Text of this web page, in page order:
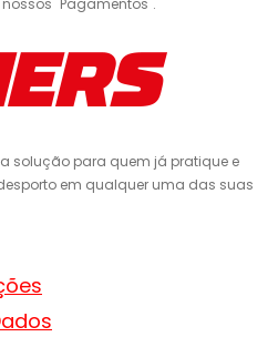
nossos "Pagamentos".
solução para quem já pratique e
em qualquer uma das suas